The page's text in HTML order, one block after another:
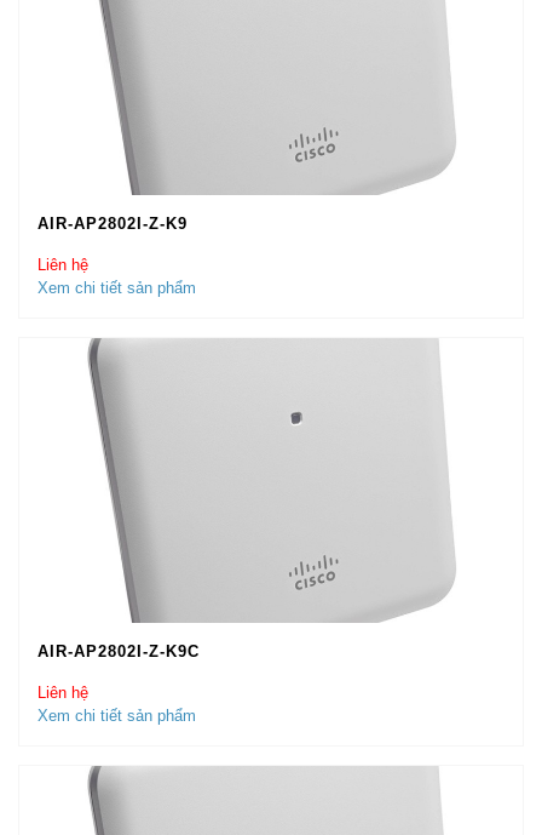
AIR-AP2802I-Z-K9
Liên hệ
Xem chi tiết sản phẩm
AIR-AP2802I-Z-K9C
Liên hệ
Xem chi tiết sản phẩm